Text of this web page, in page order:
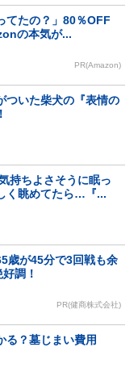
てたの？」80％OFF
の本気が...
PR(Amazon)
ついた柴犬の『表情の
持ちよさそうに眠っ
く眺めてたら…『...
歳が45分で3回戦も余
調！
PR(健商株式会社)
る？墓じまい費用